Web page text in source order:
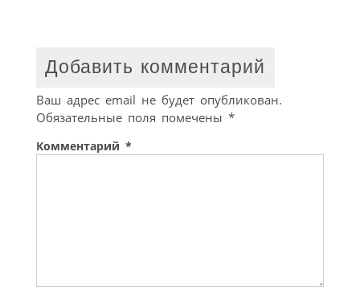
Добавить комментарий
Ваш адрес email не будет опубликован.
Обязательные поля помечены *
Комментарий *